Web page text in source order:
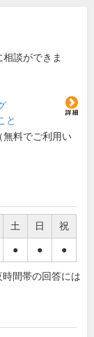
談ができま
と
無料でご利用い
土 日 祝
● ● ●
間帯の回答には